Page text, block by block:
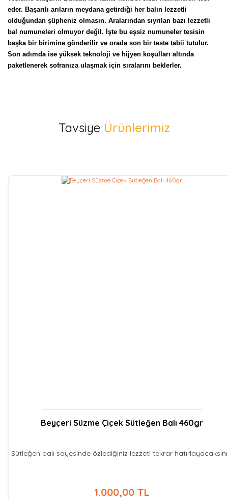
eder. Başarılı arıların meydana getirdiği her balın lezzetli
olduğundan şüpheniz olmasın. Aralarından sıyrılan bazı lezzetli
bal numuneleri olmuyor değil. İşte bu eşsiz numuneler tesisin
başka bir birimine gönderilir ve orada son bir teste tabii tutulur.
Son adımda ise yüksek teknoloji ve hijyen koşulları altında
paketlenerek sofranıza ulaşmak için sıralarını beklerler.
Yorum Yaz
Tavsiye Ürünlerimiz
Beyçeri Süzme Çiçek Sütleğen Balı 460gr
Sütleğen balı sayesinde özlediğiniz lezzeti tekrar
1.000,00 TL